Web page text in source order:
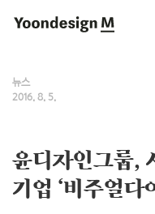
Yoondesign
뉴스
2016. 8. 5.
윤디자인그룹,
기업 ‘비주얼다